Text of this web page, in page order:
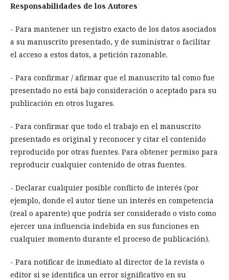
Responsabilidades de los Autores
- Para mantener un registro exacto de los datos asociados
a su manuscrito presentado, y de suministrar o facilitar
el acceso a estos datos, a petición razonable.
- Para confirmar / afirmar que el manuscrito tal como fue
presentado no está bajo consideración o aceptado para su
publicación en otros lugares.
- Para confirmar que todo el trabajo en el manuscrito
presentado es original y reconocer y citar el contenido
reproducido por otras fuentes. Para obtener permiso para
reproducir cualquier contenido de otras fuentes.
- Declarar cualquier posible conflicto de interés (por
ejemplo, donde el autor tiene un interés en competencia
(real o aparente) que podría ser considerado o visto como
ejercer una influencia indebida en sus funciones en
cualquier momento durante el proceso de publicación).
- Para notificar de inmediato al director de la revista o
editor si se identifica un error significativo en su